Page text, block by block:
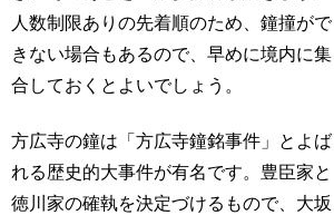
人数制限ありの先着順のため、鐘撞がで
きない場合もあるので、早めに境内に集
合しておくとよいでしょう。
方広寺の鐘は「方広寺鐘銘事件」とよば
れる歴史的大事件が有名です。豊臣家と
徳川家の確執を決定づけるもので、大坂